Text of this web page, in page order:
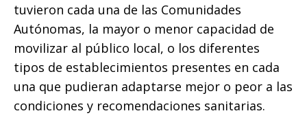
tuvieron cada una de las Comunidades
Autónomas, la mayor o menor capacidad de
movilizar al público local, o los diferentes
tipos de establecimientos presentes en cada
una que pudieran adaptarse mejor o peor a las
condiciones y recomendaciones sanitarias.